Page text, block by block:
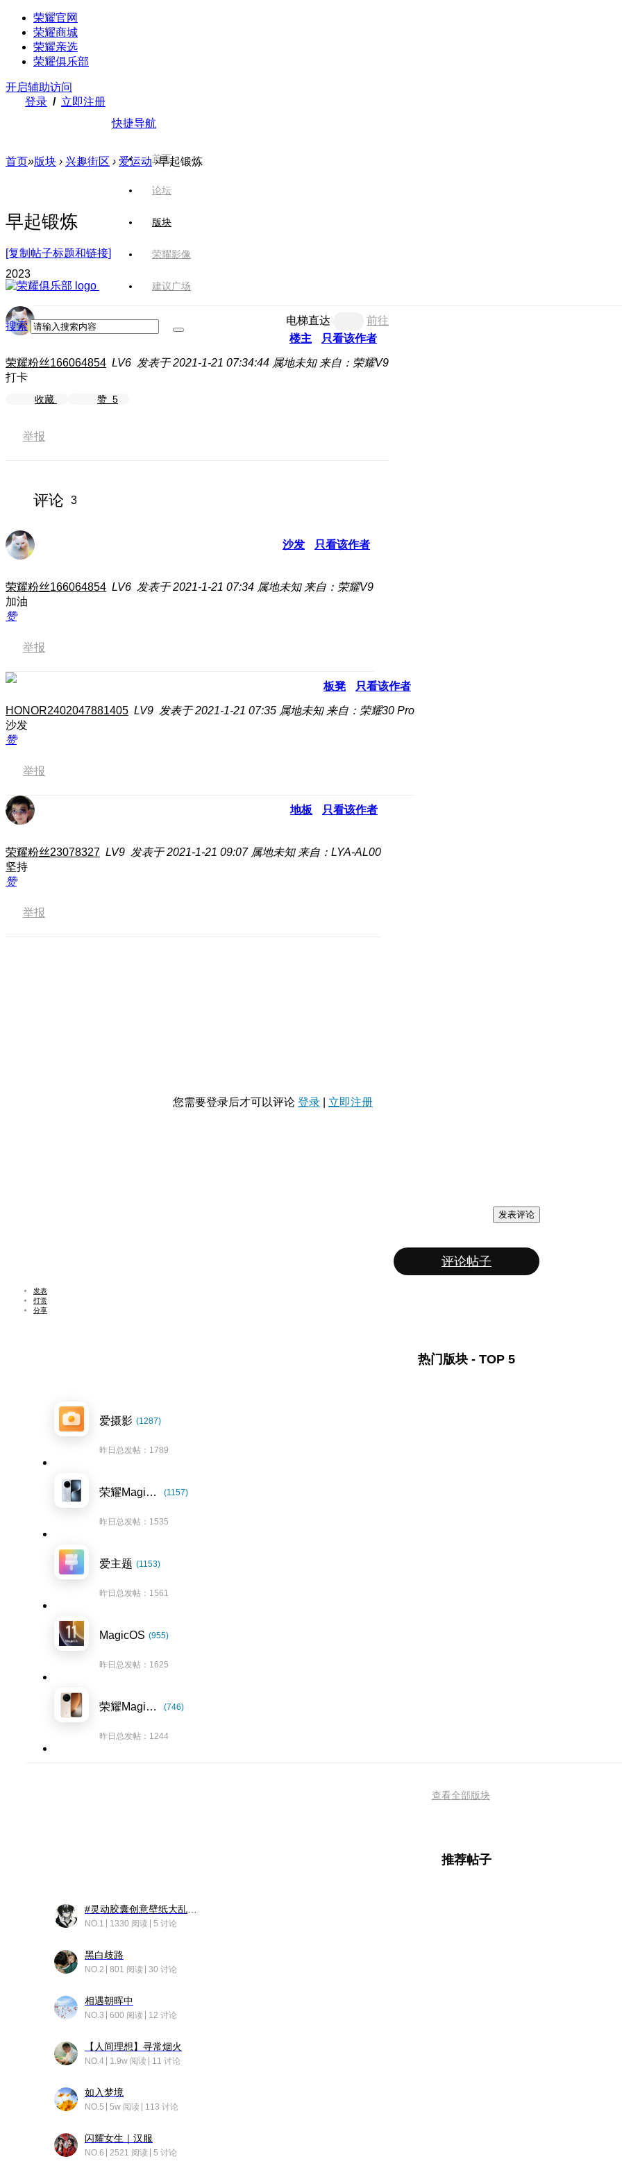
荣耀官网
荣耀商城
荣耀亲选
荣耀俱乐部
开启辅助访问
登录 / 立即注册
快捷导航
首页
论坛
版块
荣耀影像
建议广场
搜索
首页»版块 › 兴趣街区 › 爱运动 ›早起锻炼
早起锻炼
[复制帖子标题和链接]
2023
电梯直达
前往
楼主
只看该作者
荣耀粉丝166064854 LV6 发表于 2021-1-21 07:34:44 属地未知 来自：荣耀V9
打卡
收藏 赞 5
举报
评论 3
沙发 只看该作者
荣耀粉丝166064854 LV6 发表于 2021-1-21 07:34 属地未知 来自：荣耀V9
加油
赞
举报
板凳 只看该作者
HONOR2402047881405 LV9 发表于 2021-1-21 07:35 属地未知 来自：荣耀30 Pro
沙发
赞
举报
地板 只看该作者
荣耀粉丝23078327 LV9 发表于 2021-1-21 09:07 属地未知 来自：LYA-AL00
坚持
赞
举报
您需要登录后才可以评论 登录 立即注册
发表评论
评论帖子
发表
打赏
分享
热门版块 - TOP 5
爱摄影 (1287)
昨日总发帖：1789
荣耀Magic7系列 (1157)
昨日总发帖：1535
爱主题 (1153)
昨日总发帖：1561
MagicOS (955)
昨日总发帖：1625
荣耀Magic8系列 (746)
昨日总发帖：1244
查看全部版块
推荐帖子
NO.1 1330 阅读 5 讨论
黑白歧路
NO.2 801 阅读 30 讨论
相遇朝晖中
NO.3 600 阅读 12 讨论
【人间理想】寻常烟火
NO.4 1.9w 阅读 11 讨论
如入梦境
NO.5 5w 阅读 113 讨论
闪耀女生｜汉服
NO.6 2521 阅读 5 讨论